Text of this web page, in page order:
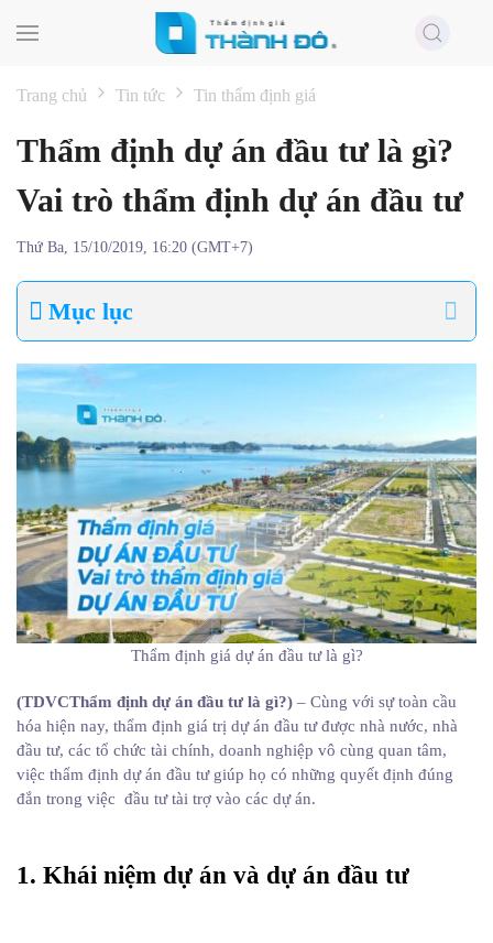
Trang chủ Tin tức Tin thẩm định giá
Thẩm định dự án đầu tư là gì?
Vai trò thẩm định dự án đầu tư
Thứ Ba, 15/10/2019, 16:20 (GMT+7)
Mục lục
Thẩm định giá dự án đầu tư là gì?
(TDVCThẩm định dự án đầu tư là gì?) – Cùng với sự toàn cầu
hóa hiện nay, thẩm định giá trị dự án đầu tư được nhà nước, nhà
đầu tư, các tổ chức tài chính, doanh nghiệp vô cùng quan tâm,
việc thẩm định dự án đầu tư giúp họ có những quyết định đúng
đắn trong việc đầu tư tài trợ vào các dự án.
1. Khái niệm dự án và dự án đầu tư